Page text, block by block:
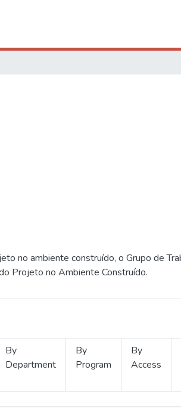
no ambiente construído, o Grupo de
Projeto no Ambiente Construído.
By
Department
By
Program
By
Access